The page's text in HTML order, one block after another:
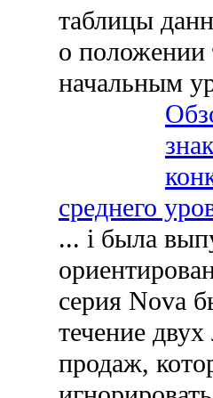
таблицы
о положении
начальным
среднего
... i была
серия Nova
течение двух
продаж,